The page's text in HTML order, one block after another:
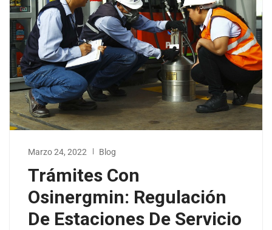
Marzo 24, 2022 Blog
Trámites Con
Osinergmin: Regulación
De Estaciones De Servicio